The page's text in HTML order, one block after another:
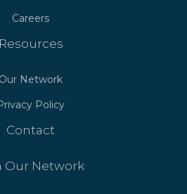
Careers
Resources
Our Network
Policy
Contact
Our Network